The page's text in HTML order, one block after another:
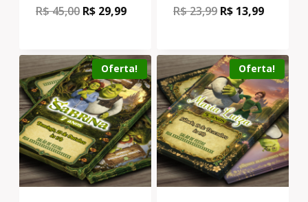
R$45,00 R$ 29,99 R$23,99 R$ 13,99
Oferta! Oferta!